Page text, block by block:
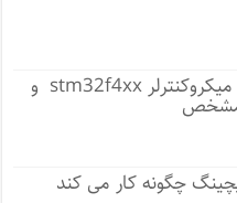
راه اندازی واحد ADC میکروکنترلر stm32f4xx و
مشخص
چگونه کار می کند